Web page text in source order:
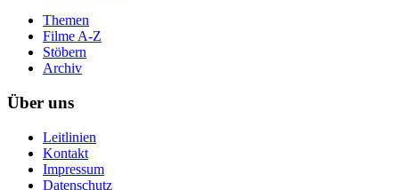
Themen
Filme A-Z
Stöbern
Archiv
Über uns
Leitlinien
Kontakt
Impressum
Datenschutz